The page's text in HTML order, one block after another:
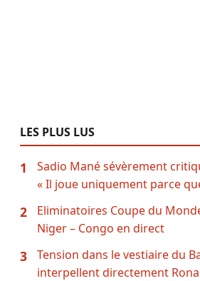
LES PLUS LUS
1
Sadio Mané sévèrement
« Il joue uniquement parce
2
Eliminatoires Coupe du
Niger – Congo en direct
3
Tension dans le vestiaire du
interpellent directement